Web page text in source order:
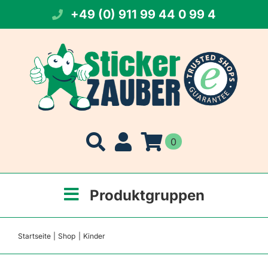
springen
+49 (0) 911 99 44 0 99 4
0
Produktgruppen
Startseite Shop Kinder